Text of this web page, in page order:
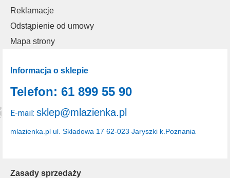
Reklamacje
Odstąpienie od umowy
Mapa strony
Zasady sprzedaży
Informacja o sklepie
mlazienka.pl ul. Składowa 17 62-023 Jaryszki k.Poznania
Telefon: 61 899 55 90
E-mail: sklep@mlazienka.pl